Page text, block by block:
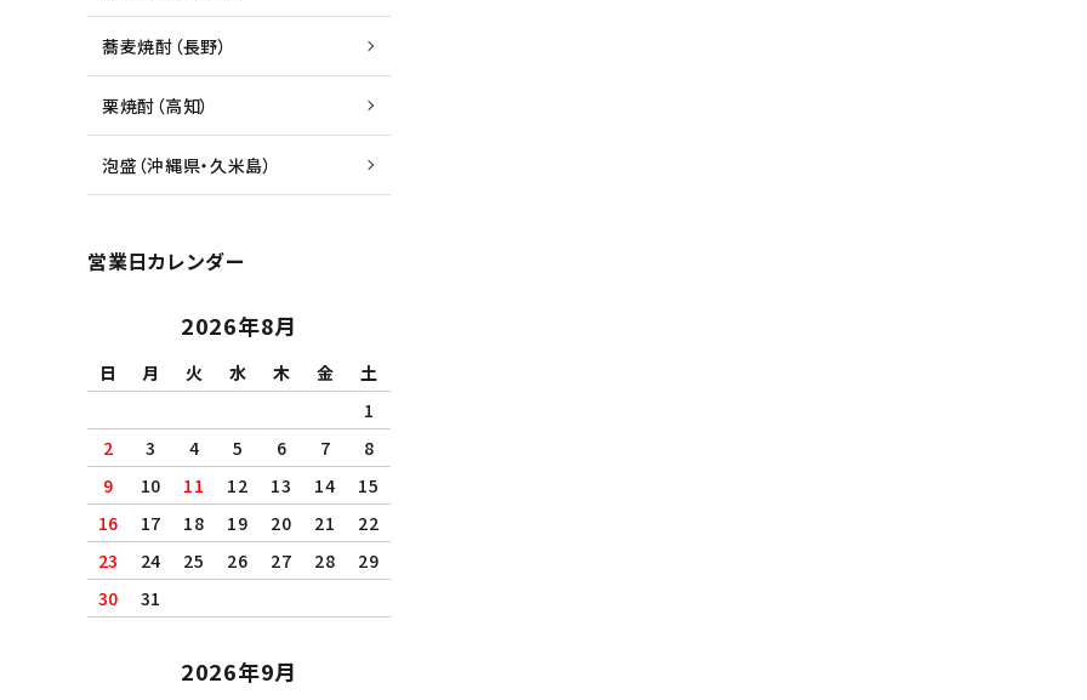
蕎麦焼酎（長野）
栗焼酎（高知）
泡盛（沖縄県・久米島）
営業日カレンダー
2026年8月
日 月 火 水 木 金
土
1
2
3 4 5 6 7
8
9
10 11 12 13 14
15
16
17 18 19 20 21
22
23
24 25 26 27 28
29
30
31
2026年9月